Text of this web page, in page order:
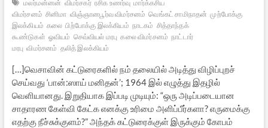
மலர்மன்னன் விமர்சகர் ரசிக உணர்வு மார்க்கசிய
விமர்சனம் சினிமா விஞ்ஞானபூர்வ விமர்சனம் வெங்கட் சாமிநாதன் முற்போக்கு
இலக்கியம் கலை பிற்போக்கு இலக்கியம் நாடகம் சித்தாந்தக்
கூண்டுகள் ஓவியம் செவ்வியல் மரபு கலை விமர்சனம் நாட்டார்
மரபு விமர்சனம் தலித் இலக்கியம்
[…]வெசாவின் கட்டுரைகளில் நம் தலையில் அடித்து விழிப்புறச்
செய்வது ‘பான்:ஸாய் மனிதன்’; 1964 இல் எழுத்து இதழில்
வெளியானது. இறுதியாக இப்படி முடியும்: “ஒரு அடிப்படையான
சாதாரண கேள்வி கேட்க எனக்கு உரிமை அளிப்பீர்களா? எருமைக்கு
எதற்கு நீச்சுக்குளம்?” அந்தக் கட்டுரைக்குள் இருக்கும் கோபம்